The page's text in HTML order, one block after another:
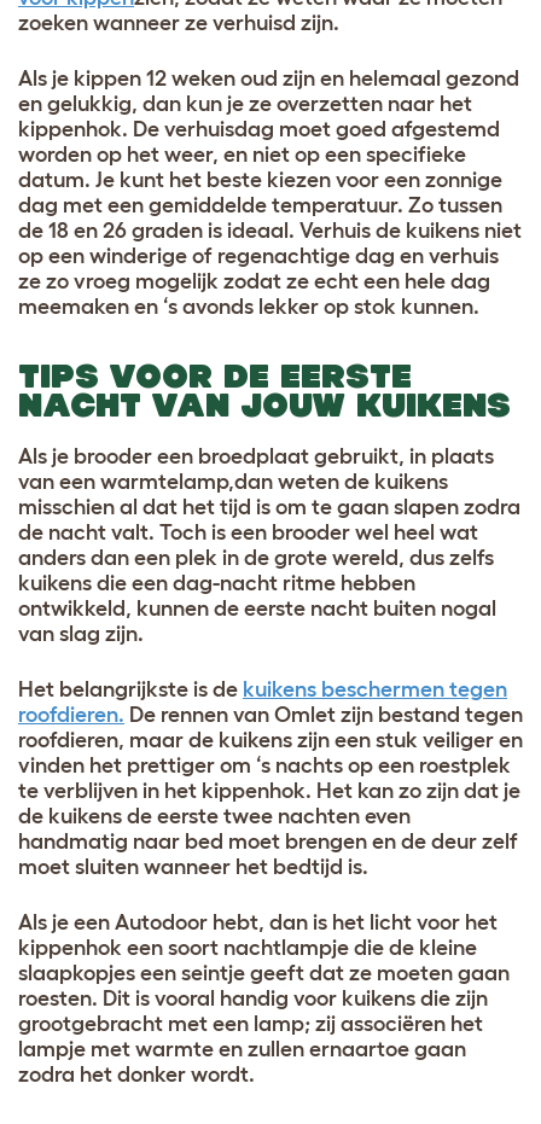
zoeken wanneer ze verhuisd zijn.
Als je kippen 12 weken oud zijn en helemaal gezond
en gelukkig, dan kun je ze overzetten naar het
kippenhok. De verhuisdag moet goed afgestemd
worden op het weer, en niet op een specifieke
datum. Je kunt het beste kiezen voor een zonnige
dag met een gemiddelde temperatuur. Zo tussen
de 18 en 26 graden is ideaal. Verhuis de kuikens niet
op een winderige of regenachtige dag en verhuis
ze zo vroeg mogelijk zodat ze echt een hele dag
meemaken en ‘s avonds lekker op stok kunnen.
TIPS VOOR DE EERSTE
NACHT VAN JOUW KUIKENS
Als je brooder een broedplaat gebruikt, in plaats
van een warmtelamp,dan weten de kuikens
misschien al dat het tijd is om te gaan slapen zodra
de nacht valt. Toch is een brooder wel heel wat
anders dan een plek in de grote wereld, dus zelfs
kuikens die een dag-nacht ritme hebben
ontwikkeld, kunnen de eerste nacht buiten nogal
van slag zijn.
Het belangrijkste is de kuikens beschermen tegen
roofdieren. De rennen van Omlet zijn bestand tegen
roofdieren, maar de kuikens zijn een stuk veiliger en
vinden het prettiger om ‘s nachts op een roestplek
te verblijven in het kippenhok. Het kan zo zijn dat je
de kuikens de eerste twee nachten even
handmatig naar bed moet brengen en de deur zelf
moet sluiten wanneer het bedtijd is.
Als je een Autodoor hebt, dan is het licht voor het
kippenhok een soort nachtlampje die de kleine
slaapkopjes een seintje geeft dat ze moeten gaan
roesten. Dit is vooral handig voor kuikens die zijn
grootgebracht met een lamp; zij associëren het
lampje met warmte en zullen ernaartoe gaan
zodra het donker wordt.